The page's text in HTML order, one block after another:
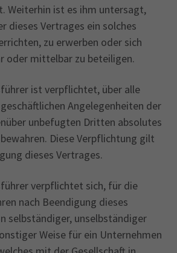
Weiterhin ist es ihm untersagt,
dieses Vertrages ein solches
zu erwerben oder sich
oder mittelbar zu beteiligen.
ist verpflichtet, über alle
Angelegenheiten der
unbefugten Dritten absolutes
Diese Verpflichtung gilt
dieses Vertrages.
verpflichtet sich, für die
nach Beendigung dieses
selbständiger, unselbständiger
Weise für ein Unternehmen